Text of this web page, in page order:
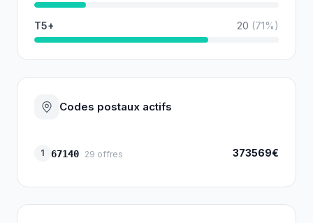
T5+ 20 (71%)
Codes postaux actifs
1 67140 29 offres 373569€